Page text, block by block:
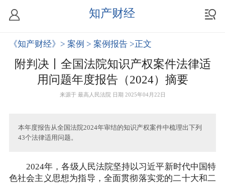
知产财经
《知产财经》 > 案例 > 案例报告 >正文
附判决丨全国法院知识产权案件法律适
用问题年度报告（2024）摘要
来源于 最高人民法院 日期 2025年04月22日
本年度报告从全国法院2024年审结的知识产权案件中梳理出下列
43个法律适用问题。
2024年，各级人民法院坚持以习近平新时代中国特
色社会主义思想为指导，全面贯彻落实党的二十大和二